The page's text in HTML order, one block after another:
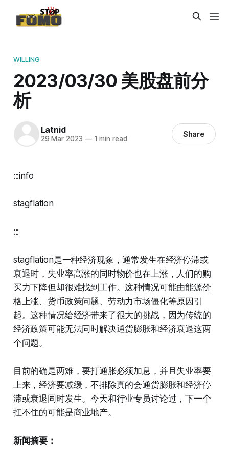
WILLING
2023/03/30 美股盘前分
析
Latnid
29 Mar 2023 —1 min read Share
:::info
stagflation
:::
stagflation是一种经济现象，通常发生在经济停滞或
衰退时，失业率高涨的同时物价也在上涨，人们的购
买力下降但却很难找到工作。这种情况可能由能源价
格上涨、货币政策问题、劳动力市场僵化等原因引
起。这种情况给经济带来了很大的挑战，因为传统的
经济政策可能无法同时解决通货膨胀和经济衰退这两
个问题。
目前的确是两难，要打通胀必须加息，并且失业率要
上来，经济要减缓，不排除真的会通货膨胀和经济停
滞或衰退同时发生。今天和行业专员讨论过，下一个
扛不住的可能是商业地产。
新闻摘要：